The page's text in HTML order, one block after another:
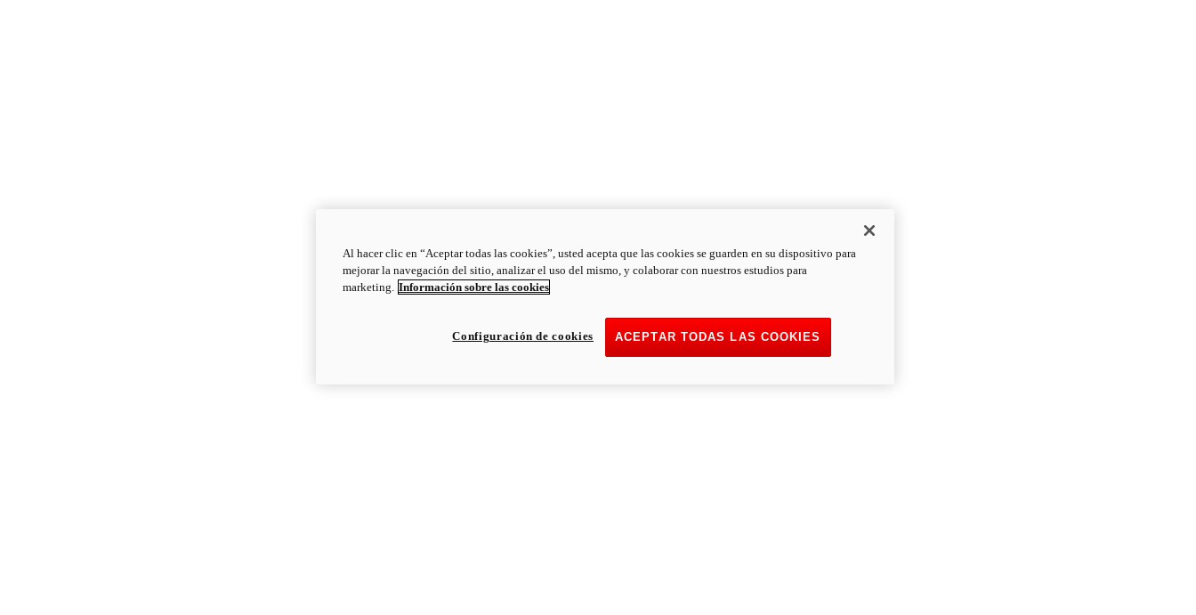
Al hacer clic en “Aceptar todas las cookies”, usted acepta que las cookies se guarden en su dispositivo para
mejorar la navegación del sitio, analizar el uso del mismo, y colaborar con nuestros estudios para
marketing. Información sobre las cookies
ACEPTAR TODAS LAS COOKIES
Configuración de cookies